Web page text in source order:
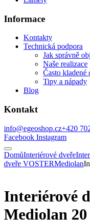
Informace
Kontakty
Technická podpora
Jak správně
Naše realizace
Často kladené
Tipy a nápady
Blog
Kontakt
info@egeoshop.cz+420
Facebook Instagram
DomůInteriérové dveře
dveře VOSTERMediolan
Interiérové
Mediolan 20